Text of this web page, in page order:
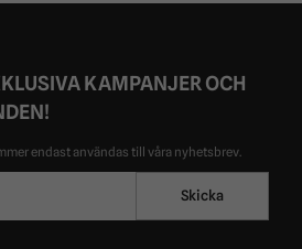
KAMPANJER OCH
endast användas till våra nyhetsbrev.
Skicka